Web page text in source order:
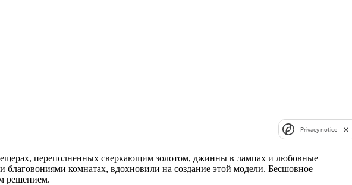
переполненных сверкающим золотом, джинны в лампах и любовные
комнатах, вдохновили на создание этой модели. Бесшовное
решением.
Privacy notice